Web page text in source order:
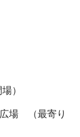
）
場 （最寄り